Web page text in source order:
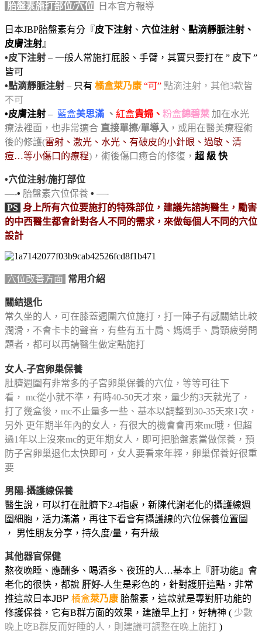
胎盤素施打部位/穴位 日本官方報導
日本JBP胎盤素有分『皮下注射 、 穴位注射 、 點滴靜脈注射、
皮膚注射』
•皮下注射 – 一般人常施打屁股、手臂，其實只要打在 ” 皮下 ”
皆可
•點滴靜脈注射 – 只有 橘盒萊乃康 “可” 點滴注射，其他3款皆
不可
•皮膚注射 – 藍盒美思滿 、 紅盒貴婦、 粉盒錦碧萊 加在水光
療法裡面，也非常適合 直接單擦/單導入 ，或用在醫美療程術
後的修護(雷射、激光、水光、有破皮的小針眼、過敏、清
痘…等小傷口的療程)，術後傷口癒合的修復， 超 級 快
•穴位注射/施打部位
—-• 胎盤素穴位保養 • —-
PS 身上所有穴位要施打的特殊部位，建議先諮詢醫生，勵害
的中西醫生都會針對各人不同的需求，來做每個人不同的穴位
設計
穴位改善方面 常用介紹
關結退化
常久坐的人，可在膝蓋週圍穴位施打，打一陣子有感關結比較
潤滑，不會卡卡的聲音，有些有五十肩、媽媽手、肩頸疲勞問
題者，都可以再請醫生做定點施打
女人-子宮卵巢保養
肚臍週圍有非常多的子宮卵巢保養的穴位，等等可往下
看， mc從小就不準，有時40-50天才來，量少約3天就光了，
打了幾盒後，mc不止量多一些、基本以調整到30-35天來1次，
另外 更年期半年內的女人，有很大的機會會再來mc哦，但超
過1年以上沒來mc的更年期女人，即可把胎盤素當做保養，預
防子宮卵巢退化太快即可，女人要看來年輕，卵巢保養好很重
要
男陽-攝護線保養
醫生說，可以打在肚臍下2-4指處，新陳代謝老化的攝護線週
圍細胞，活力滿滿，再往下看會有攝護線的穴位保養位置圖
， 男性朋友分享，持久度/量，有升級
其他器官保健
熬夜晚睡、應酬多、喝酒多、夜班的人…基本上『肝功能』會
老化的很快，都說 肝好-人生是彩色的，針對護肝這點，非常
推這款 日本JBP 橘盒萊乃康 胎盤素 ，這款就是專對肝功能的
修護保養，它有B群方面的效果，建議早上打，好精神 ( 少數
晚上吃B群反而好睡的人，則建議可調整在晚上施打 )